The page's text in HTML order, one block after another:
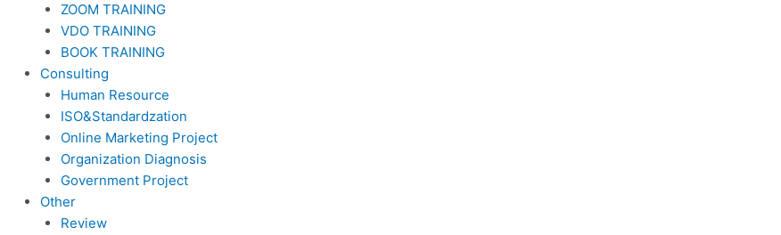
ZOOM TRAINING
VDO TRAINING
BOOK TRAINING
Consulting
Human Resource
ISO&Standardzation
Online Marketing Project
Organization Diagnosis
Government Project
Other
Review